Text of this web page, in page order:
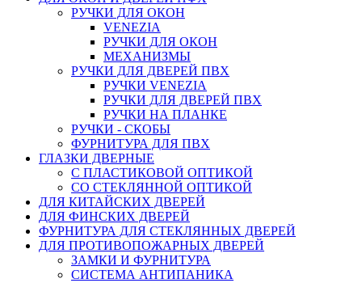
РУЧКИ ДЛЯ ОКОН
VENEZIA
РУЧКИ ДЛЯ ОКОН
МЕХАНИЗМЫ
РУЧКИ ДЛЯ ДВЕРЕЙ ПВХ
РУЧКИ VENEZIA
РУЧКИ ДЛЯ ДВЕРЕЙ ПВХ
РУЧКИ НА ПЛАНКЕ
РУЧКИ - СКОБЫ
ФУРНИТУРА ДЛЯ ПВХ
ГЛАЗКИ ДВЕРНЫЕ
С ПЛАСТИКОВОЙ ОПТИКОЙ
СО СТЕКЛЯННОЙ ОПТИКОЙ
ДЛЯ КИТАЙСКИХ ДВЕРЕЙ
ДЛЯ ФИНСКИХ ДВЕРЕЙ
ФУРНИТУРА ДЛЯ СТЕКЛЯННЫХ ДВЕРЕЙ
ДЛЯ ПРОТИВОПОЖАРНЫХ ДВЕРЕЙ
ЗАМКИ И ФУРНИТУРА
СИСТЕМА АНТИПАНИКА